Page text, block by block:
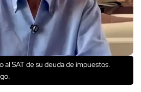
al SAT de su deuda de impuestos.